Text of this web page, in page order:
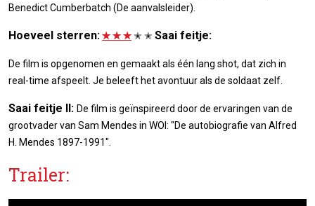
Benedict Cumberbatch (De aanvalsleider).
Hoeveel sterren:✭ ✭ ✭✭ ✭ Saai feitje:
De film is opgenomen en gemaakt als één lang shot, dat zich in
real-time afspeelt. Je beleeft het avontuur als de soldaat zelf.
Saai feitje II: De film is geïnspireerd door de ervaringen van de
grootvader van Sam Mendes in WOI: "De autobiografie van Alfred
H. Mendes 1897-1991".
Trailer: